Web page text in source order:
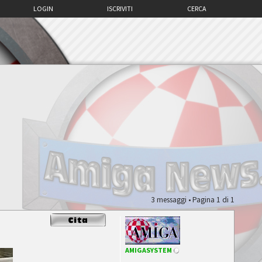
CERCA
ISCRIVITI
LOGIN
3 messaggi • Pagina 1 di 1
AMIGASYSTEM